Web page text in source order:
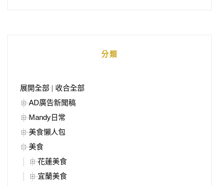
分類
展開全部 | 收合全部
AD廣告新聞稿
Mandy日常
美食懶人包
美食
花蓮美食
宜蘭美食